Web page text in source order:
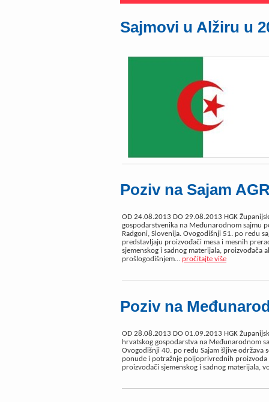
Sajmovi u Alžiru u
Poziv na Sajam
OD 24.08.2013 DO 29.08.2013 HGK
gospodarstvenika na Međunarodnom sajmu
Radgoni, Slovenija. Ovogodišnji 51. po redu
predstavljaju proizvođači mesa i mesnih
sjemenskog i sadnog materijala, proizvođača
prošlogodišnjem... pročitajte više
Poziv na
OD 28.08.2013 DO 01.09.2013 HGK
hrvatskog gospodarstva na Međunarodnom
Ovogodišnji 40. po redu Sajam šljive održava
ponude i potražnje poljoprivrednih
proizvođači sjemenskog i sadnog materijala,